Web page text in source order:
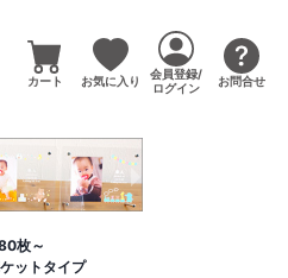
カート お気に入り
会員登録/
ログイン
お問合せ
枚～
ットタイプ